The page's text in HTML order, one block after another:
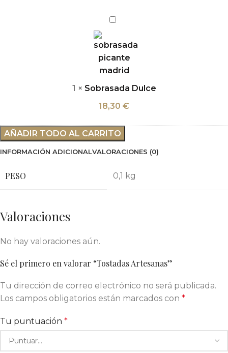
Sobrasada
1 × Sobrasada Dulce
18,30 €
AÑADIR TODO AL CARRITO
INFORMACIÓN ADICIONALVALORACIONES (0)
PESO 0,1 kg
Valoraciones
No hay valoraciones aún.
Sé el primero en valorar “Tostadas Artesanas”
Tu dirección de correo electrónico no será publicada.
Los campos obligatorios están marcados con *
Tu puntuación *